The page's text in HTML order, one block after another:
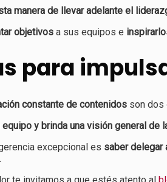
manera de llevar adelante el
objetivos a sus equipos e
para
constante de contenidos son dos
y brinda una visión general de
excepcional es saber delegar
.